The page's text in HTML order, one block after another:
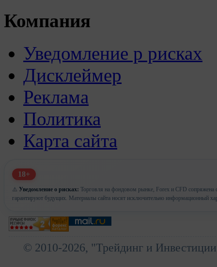
Компания
Уведомление р рисках
Дисклеймер
Реклама
Политика
Карта сайта
18+
⚠️ Уведомление о рисках: Торговля на фондовом рынке, Forex и CFD сопряжена
гарантируют будущих. Материалы сайта носят исключительно информационный
© 2010-2026, "Трейдинг и